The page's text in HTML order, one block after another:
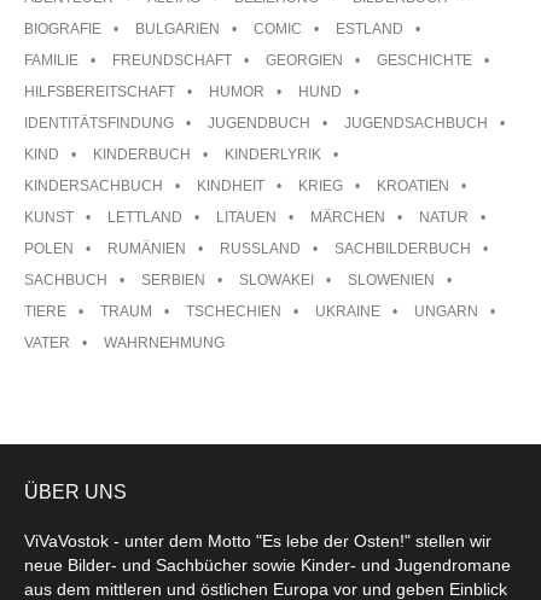
BIOGRAFIE
BULGARIEN COMIC
ESTLAND
FAMILIE
FREUNDSCHAFT GEORGIEN
GESCHICHTE
HILFSBEREITSCHAFT
HUMOR
HUND
IDENTITÄTSFINDUNG
JUGENDBUCH
JUGENDSACHBUCH
KIND
KINDERBUCH
KINDERLYRIK
KINDERSACHBUCH
KINDHEIT KRIEG
KROATIEN
KUNST
LETTLAND LITAUEN MÄRCHEN
NATUR
POLEN
RUMÄNIEN RUSSLAND
SACHBILDERBUCH
SACHBUCH
SERBIEN SLOWAKEI
SLOWENIEN
TIERE
TRAUM TSCHECHIEN UKRAINE
UNGARN
VATER
WAHRNEHMUNG
ÜBER UNS
ViVaVostok - unter dem Motto "Es lebe der Osten!" stellen wir
neue Bilder- und Sachbücher sowie Kinder- und Jugendromane
aus dem mittleren und östlichen Europa vor und geben Einblick